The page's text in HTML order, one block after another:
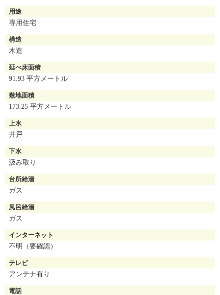
用途
専用住宅
構造
木造
延べ床面積
91.93 平方メートル
敷地面積
173.25 平方メートル
上水
井戸
下水
汲み取り
台所給湯
ガス
風呂給湯
ガス
インターネット
不明（要確認）
テレビ
アンテナ有り
電話